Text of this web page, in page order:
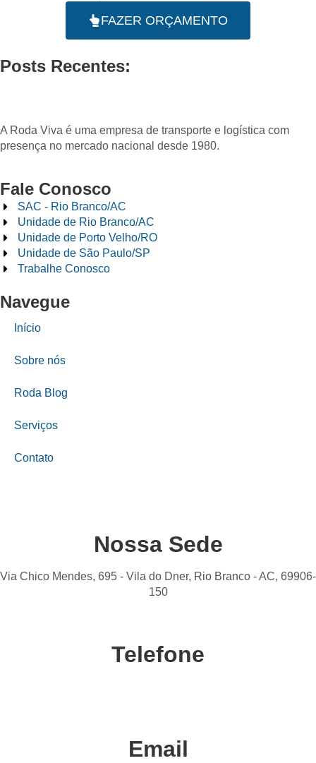
FAZER ORÇAMENTO
Posts Recentes:
A Roda Viva é uma empresa de transporte e logística com
presença no mercado nacional desde 1980.
Fale Conosco
SAC - Rio Branco/AC
Unidade de Rio Branco/AC
Unidade de Porto Velho/RO
Unidade de São Paulo/SP
Trabalhe Conosco
Navegue
Início
Sobre nós
Roda Blog
Serviços
Contato
Nossa Sede
Via Chico Mendes, 695 - Vila do Dner, Rio Branco - AC, 69906-
150
Telefone
Email